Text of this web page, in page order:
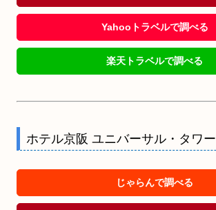
Yahooトラベルで調べる
楽天トラベルで調べる
ホテル京阪 ユニバーサル・タワー
じゃらんで調べる